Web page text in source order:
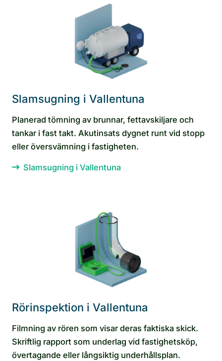
Slamsugning i Vallentuna
Planerad tömning av brunnar, fettavskiljare och
tankar i fast takt. Akutinsats dygnet runt vid stopp
eller översvämning i fastigheten.
Slamsugning i Vallentuna
Rörinspektion i Vallentuna
Filmning av rören som visar deras faktiska skick.
Skriftlig rapport som underlag vid fastighetsköp,
övertagande eller långsiktig underhållsplan.